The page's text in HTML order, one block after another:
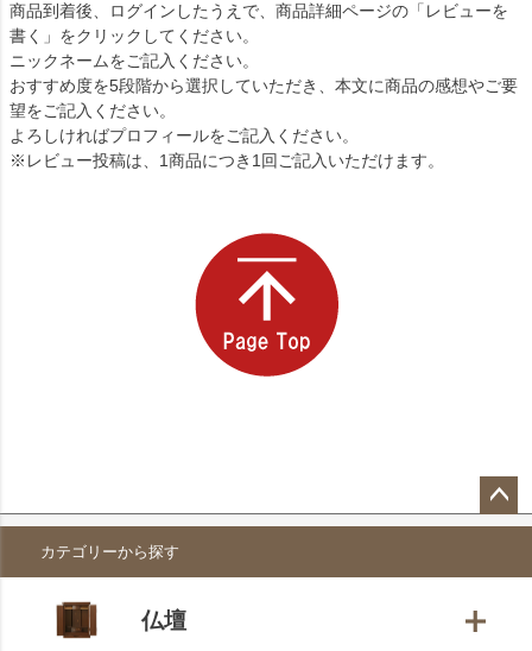
商品到着後、ログインしたうえで、商品詳細ページの「レビューを
書く」をクリックしてください。
ニックネームをご記入ください。
おすすめ度を5段階から選択していただき、本文に商品の感想やご要
望をご記入ください。
よろしければプロフィールをご記入ください。
※レビュー投稿は、1商品につき1回ご記入いただけます。
ペー
ップ
カテゴリーから探す
仏壇